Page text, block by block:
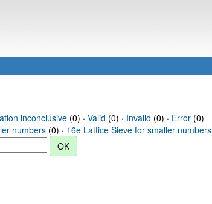
inconclusive(0) · Valid (0) · Invalid (0) · Error(0)
numbers (0) · 16e Lattice Sieve for smaller numbers